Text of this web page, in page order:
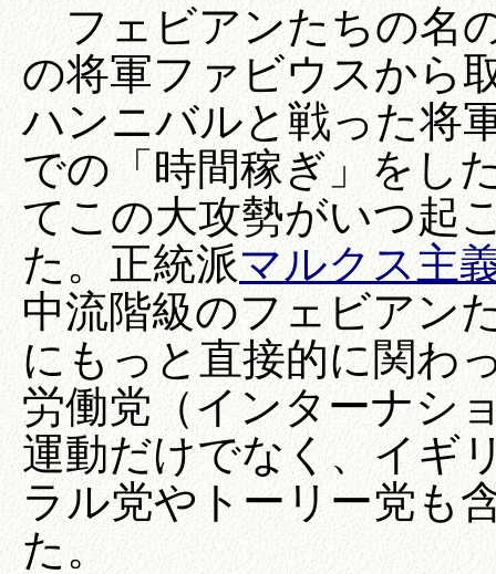
フェビアンたちの名
の将軍ファビウスから
ハンニバルと戦った将
での「時間稼ぎ」をし
てこの大攻勢がいつ起
た。正統派マルクス主
中流階級のフェビアン
にもっと直接的に関わ
労働党（インターナシ
運動だけでなく、イギ
ラル党やトーリー党も
た。